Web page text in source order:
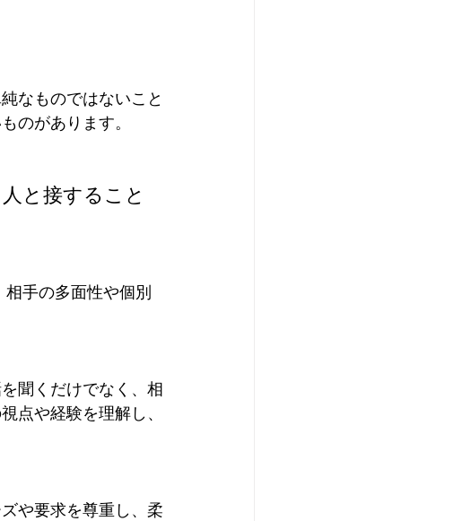
なものではないこと
のがあります。
と接すること
聞くだけでなく、相
点や経験を理解し、
や要求を尊重し、柔